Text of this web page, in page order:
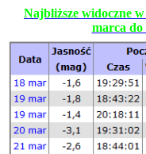
Najbliższe widoczne
marca